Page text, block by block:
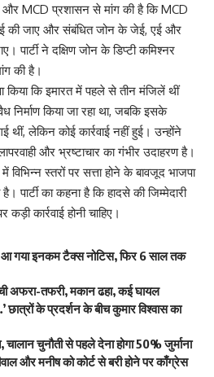
और MCD प्रशासन से मांग की है कि MCD
की जाए और संबंधित जोन के जेई, एई और
पार्टी ने दक्षिण जोन के डिप्टी कमिश्नर
की है।
किया कि इमारत में पहले से तीन मंजिलें थीं
निर्माण किया जा रहा था, जबकि इसके
थीं, लेकिन कोई कार्रवाई नहीं हुई। उन्होंने
और भ्रष्टाचार का गंभीर उदाहरण है।
विभिन्न स्तरों पर सत्ता होने के बावजूद भाजपा
पार्टी का कहना है कि हादसे की जिम्मेदारी
कार्रवाई होनी चाहिए।
गया इन‍कम टैक्‍स नोटिस, फिर 6 साल तक
अफरा-तफरी, मकान ढहा, कई घायल
छात्रों के प्रदर्शन के बीच कुमार विश्वास का
चुनौती से पहले देना होगा 50% जुर्माना
और मनीष को कोर्ट से बरी होने पर काँग्रेस